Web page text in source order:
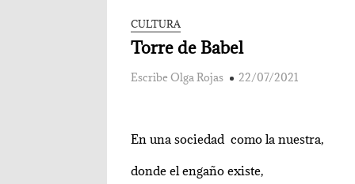
CULTURA
Torre de Babel
Escribe Olga Rojas 22/07/2021
En una sociedad como la nuestra,
donde el engaño existe,